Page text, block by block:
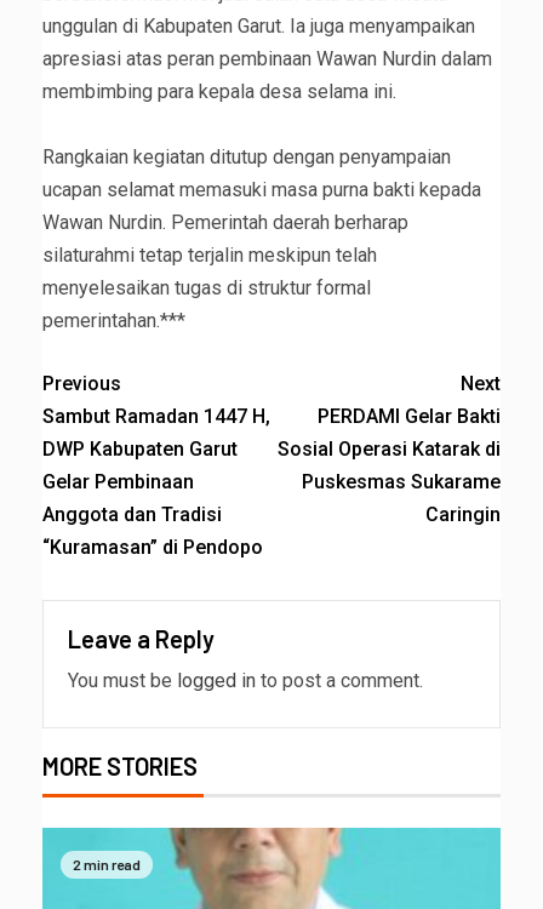
unggulan di Kabupaten Garut. Ia juga menyampaikan
apresiasi atas peran pembinaan Wawan Nurdin dalam
membimbing para kepala desa selama ini.
Rangkaian kegiatan ditutup dengan penyampaian
ucapan selamat memasuki masa purna bakti kepada
Wawan Nurdin. Pemerintah daerah berharap
silaturahmi tetap terjalin meskipun telah
menyelesaikan tugas di struktur formal
pemerintahan.***
Previous
Sambut Ramadan 1447 H,
DWP Kabupaten Garut
Gelar Pembinaan
Anggota dan Tradisi
“Kuramasan” di Pendopo
Next
PERDAMI Gelar Bakti
Sosial Operasi Katarak di
Puskesmas Sukarame
Caringin
Leave a Reply
You must be logged in to post a comment.
MORE STORIES
2 min read